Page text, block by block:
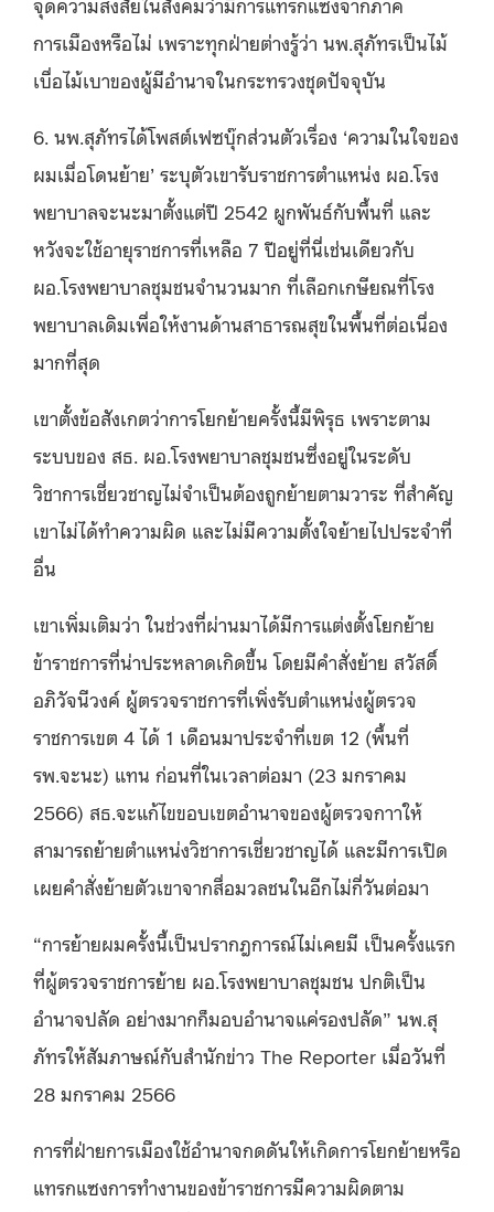
การเมืองหรือไม่ เพราะทุกฝ่ายต่างรู้ว่า นพ.สุภัทรเป็นไม้
เบื่อไม้เบาของผู้มีอำนาจในกระทรวงชุดปัจจุบัน
6. นพ.สุภัทรได้โพสต์เฟซบุ๊กส่วนตัวเรื่อง ‘ความในใจของ
ผมเมื่อโดนย้าย’ ระบุตัวเขารับราชการตำแหน่ง ผอ.โรง
พยาบาลจะนะมาตั้งแต่ปี 2542 ผูกพันธ์กับพื้นที่ และ
หวังจะใช้อายุราชการที่เหลือ 7 ปีอยู่ที่นี่เช่นเดียวกับ
ผอ.โรงพยาบาลชุมชนจำนวนมาก ที่เลือกเกษียณที่โรง
พยาบาลเดิมเพื่อให้งานด้านสาธารณสุขในพื้นที่ต่อเนื่อง
มากที่สุด
เขาตั้งข้อสังเกตว่าการโยกย้ายครั้งนี้มีพิรุธ เพราะตาม
ระบบของ สธ. ผอ.โรงพยาบาลชุมชนซึ่งอยู่ในระดับ
วิชาการเชี่ยวชาญไม่จำเป็นต้องถูกย้ายตามวาระ ที่สำคัญ
เขาไม่ได้ทำความผิด และไม่มีความตั้งใจย้ายไปประจำที่
อื่น
เขาเพิ่มเติมว่า ในช่วงที่ผ่านมาได้มีการแต่งตั้งโยกย้าย
ข้าราชการที่น่าประหลาดเกิดขี้น โดยมีคำสั่งย้าย สวัสดิ์
อภิวัจนีวงค์ ผู้ตรวจราชการที่เพิ่งรับตำแหน่งผู้ตรวจ
ราชการเขต 4 ได้ 1 เดือนมาประจำที่เขต 12 (พื้นที่
รพ.จะนะ) แทน ก่อนที่ในเวลาต่อมา (23 มกราคม
2566) สธ.จะแก้ไขขอบเขตอำนาจของผู้ตรวจกาาให้
สามารถย้ายตำแหน่งวิชาการเชี่ยวชาญได้ และมีการเปิด
เผยคำสั่งย้ายตัวเขาจากสื่อมวลชนในอีกไม่กี่วันต่อมา
“การย้ายผมครั้งนี้เป็นปรากฎการณ์ไม่เคยมี เป็นครั้งแรก
ที่ผู้ตรวจราชการย้าย ผอ.โรงพยาบาลชุมชน ปกติเป็น
อำนาจปลัด อย่างมากก็มอบอำนาจแค่รองปลัด” นพ.สุ
ภัทรให้สัมภาษณ์กับสำนักข่าว The Reporter เมื่อวันที่
28 มกราคม 2566
การที่ฝ่ายการเมืองใช้อำนาจกดดันให้เกิดการโยกย้ายหรือ
แทรกแซงการทำงานของข้าราชการมีความผิดตาม